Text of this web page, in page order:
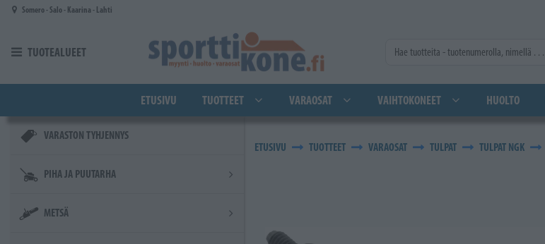
Siirry pääsisältöön
Somero - Salo - Kaarina - Lahti
TUOTEALUEET
ETUSIVU TUOTTEET VARAOSAT VAIHTOKONEET HUOLTO
VARASTON TYHJENNYS
PIHA JA PUUTARHA
METSÄ
ETUSIVU TUOTTEET VARAOSAT TULPAT TULPAT NGK